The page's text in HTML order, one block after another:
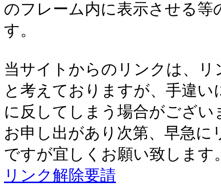
のフレーム内に表示させる
す。
当サイトからのリンクは、
と考えておりますが、手違
に反してしまう場合がござい
お申し出があり次第、早急
ですが宜しくお願い致します
リンク解除要請